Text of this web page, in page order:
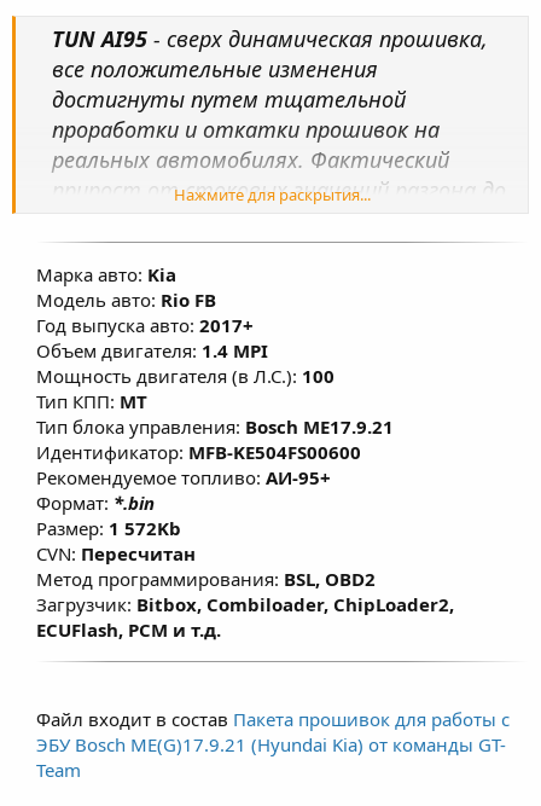
а
н
и
я
TUN AI95 - сверх динамическая прошивка,
все положительные изменения
достигнуты путем тщательной
проработки и откатки прошивок на
реальных автомобилях. Фактический
прирост от стоковых значений разгона до
АИ95! Произведена настройка карт
топливоподачи, УОЗ, коррекции УОЗ,
системы изменения фаз ГРМ, изменены
факторы, влияющие на расчет моментной
модели, переработаны алгоритмы
включения кондиционера в мощностном
режиме, что позволяет улучшить
эластичность и динамику без
существенного изменения расхода
топлива. Данные решения предназначены
для повседневной езды при этом не влияет
на ресурс двигателя, а в большинстве
случаев при использовании
рекомендованного топлива (согласно ТТХ
позволяет продлить срок службы ДВС. Для
атмосферных двигателей прирост по
Нажмите для раскрытия...
Марка авто: Kia
Модель авто: Rio FB
Год выпуска авто: 2017+
Объем двигателя: 1.4 MPI
Мощность двигателя (в Л.С.): 100
Тип КПП: MT
Тип блока управления: Bosch ME17.9.21
Идентификатор: MFB-KE504FS00600
Рекомендуемое топливо: АИ-95+
Формат: *.bin
Размер: 1 572Kb
CVN: Пересчитан
Метод программирования: BSL, OBD2
Загрузчик: Bitbox, Combiloader, ChipLoader2,
ECUFlash, PCM и т.д.
Файл входит в состав Пакета прошивок для работы с
ЭБУ Bosch ME(G)17.9.21 (Hyundai Kia) от команды GT-
Team